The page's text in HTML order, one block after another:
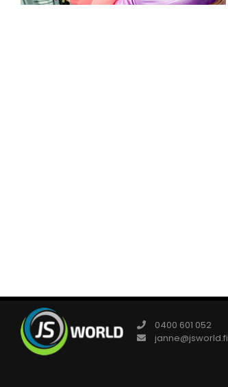
0400 601 052
janne@jsworld.fi